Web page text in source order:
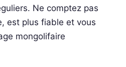
Ne comptez pas
est plus fiable et vous
mongolifaire